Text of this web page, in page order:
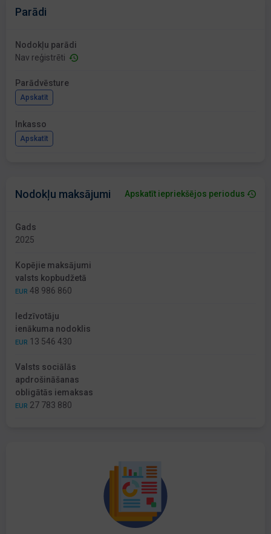
Parādi
Nodokļu parādi
Nav reģistrēti
Parādvēsture
Apskatīt
Inkasso
Apskatīt
Nodokļu maksājumi Apskatīt iepriekšējos periodus
Gads
2025
Kopējie maksājumi
valsts kopbudžetā
EUR 48 986 860
Iedzīvotāju
ienākuma nodoklis
EUR 13 546 430
Valsts sociālās
apdrošināšanas
obligātās iemaksas
EUR 27 783 880